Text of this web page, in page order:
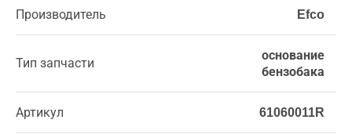
Производитель Efco
Тип запчасти
основание
бензобака
Артикул 61060011R